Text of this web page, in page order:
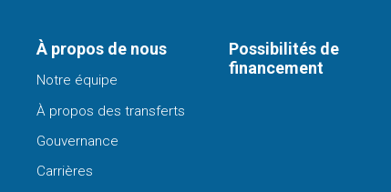
À propos de nous
Notre équipe
À propos des transferts
Gouvernance
Carrières
Possibilités de
financement